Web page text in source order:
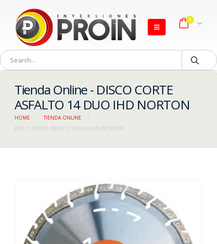
0
Tienda Online - DISCO CORTE
ASFALTO 14 DUO IHD NORTON
HOME
TIENDA ONLINE
DISCO CORTE ASFALTO 14 DUO IHD NORTON